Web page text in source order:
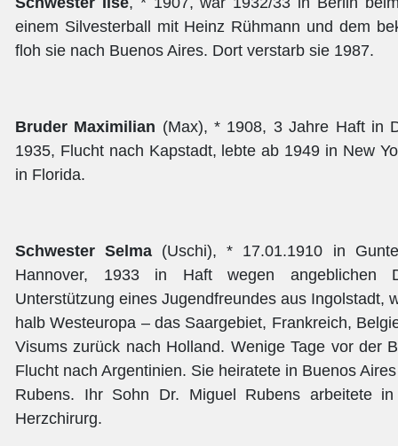
einem Silvesterball mit Heinz Rühmann und dem
floh sie nach Buenos Aires. Dort verstarb sie 1987.
Bruder Maximilian (Max), * 1908, 3 Jahre Haft in
1935, Flucht nach Kapstadt, lebte ab 1949 in New
in Florida.
Schwester Selma (Uschi), * 17.01.1910 in
Hannover, 1933 in Haft wegen angeblichen
Unterstützung eines Jugendfreundes aus Ingolstadt,
halb Westeuropa – das Saargebiet, Frankreich,
Visums zurück nach Holland. Wenige Tage vor der
Flucht nach Argentinien. Sie heiratete in Buenos
Rubens. Ihr Sohn Dr. Miguel Rubens arbeitete
Herzchirurg.